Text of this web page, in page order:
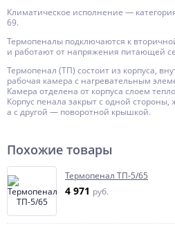
Климатическое исполнение —
69.
Термопеналы подключаются к
и работают от напряжения питающей
Термопенал (ТП) состоит из корпуса,
рабочая камера с нагревательным
Камера отделена от корпуса слоем
Корпус пенала закрыт с одной
а с другой — поворотной крышкой.
Похожие товары
Термопенал ТП-5/65
4 971 руб.